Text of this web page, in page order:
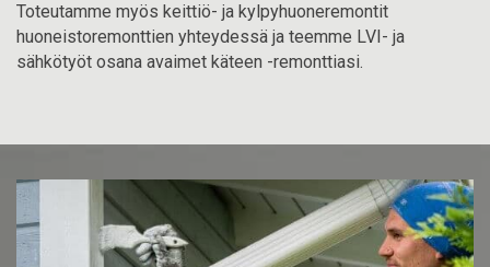
Toteutamme myös keittiö- ja kylpyhuoneremontit
huoneistoremonttien yhteydessä ja teemme LVI- ja
sähkötyöt osana avaimet käteen -remonttiasi.